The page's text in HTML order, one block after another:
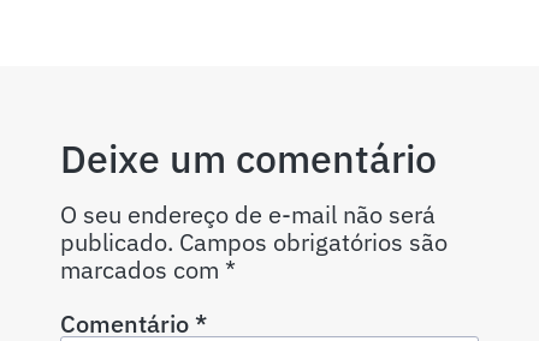
Deixe um comentário
O seu endereço de e-mail não será
publicado. Campos obrigatórios são
marcados com *
Comentário*